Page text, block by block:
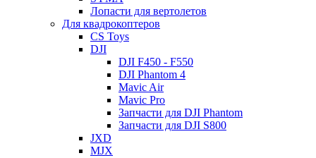
Лопасти для вертолетов
Для квадрокоптеров
CS Toys
DJI
DJI F450 - F550
DJI Phantom 4
Mavic Air
Mavic Pro
Запчасти для DJI Phantom
Запчасти для DJI S800
JXD
MJX